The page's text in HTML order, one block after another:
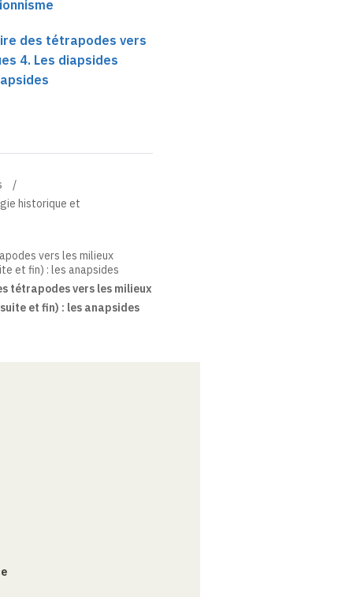
des tétrapodes vers
4. Les diapsides
historique et
vers les milieux
et fin) : les anapsides
tétrapodes vers les milieux
et fin) : les anapsides